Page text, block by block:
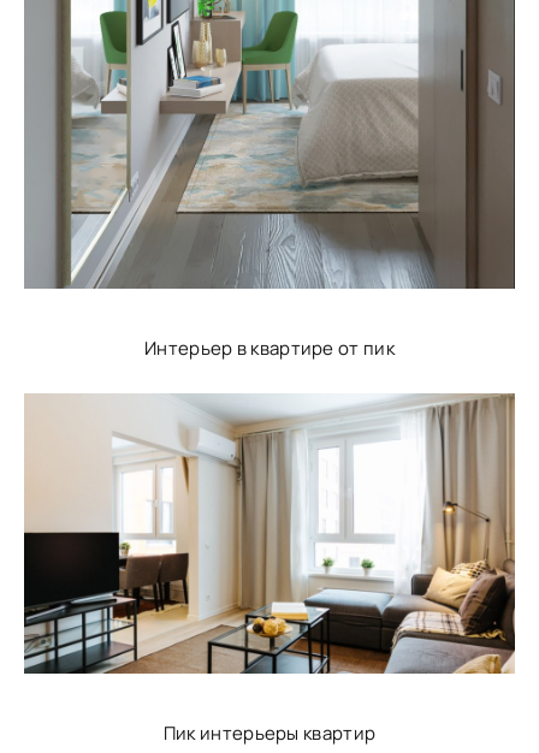
Интерьер в квартире от пик
Пик интерьеры квартир